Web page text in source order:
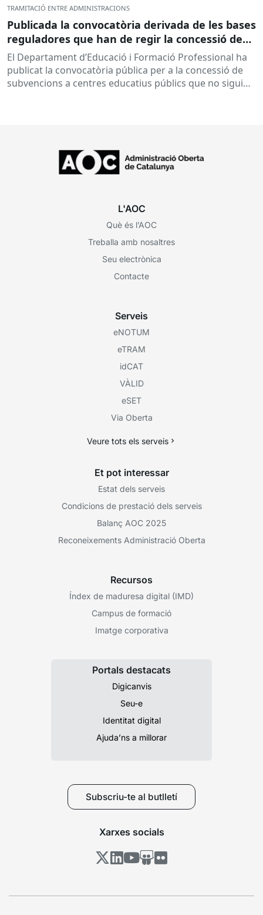
TRAMITACIÓ ENTRE ADMINISTRACIONS
Publicada la convocatòria derivada de les bases
reguladores que han de regir la concessió de
subvencions a centres educatius, per al
desenvolupament de programes de formació i
inserció, durant el curs 2026-2027
El Departament d’Educació i Formació Professional ha
publicat la convocatòria pública per a la concessió de
subvencions a centres educatius públics que no siguin
L'AOC
Què és l’AOC
Treballa amb nosaltres
Seu electrònica
Contacte
Serveis
eNOTUM
eTRAM
idCAT
VÀLID
eSET
Via Oberta
Veure tots els serveis
Et pot interessar
Estat dels serveis
Condicions de prestació dels serveis
Balanç AOC 2025
Reconeixements Administració Oberta
Recursos
Índex de maduresa digital (IMD)
Campus de formació
Imatge corporativa
Portals destacats
Digicanvis
Seu-e
Identitat digital
Ajuda’ns a millorar
Subscriu-te al butlletí
Xarxes socials